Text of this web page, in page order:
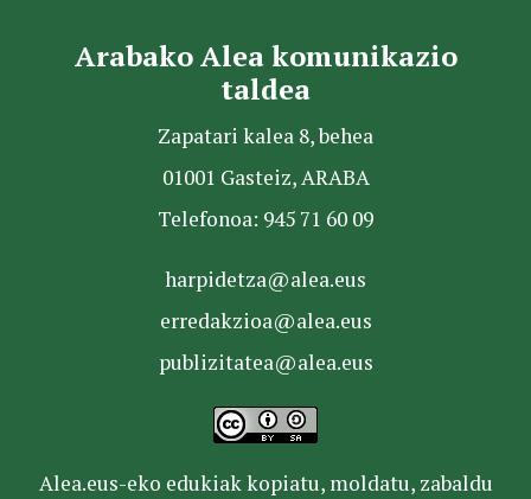
Arabako Alea komunikazio
taldea
Zapatari kalea 8, behea
01001 Gasteiz, ARABA
Telefonoa: 945 71 60 09
harpidetza@alea.eus
erredakzioa@alea.eus
publizitatea@alea.eus
Alea.eus-eko edukiak kopiatu, moldatu, zabaldu